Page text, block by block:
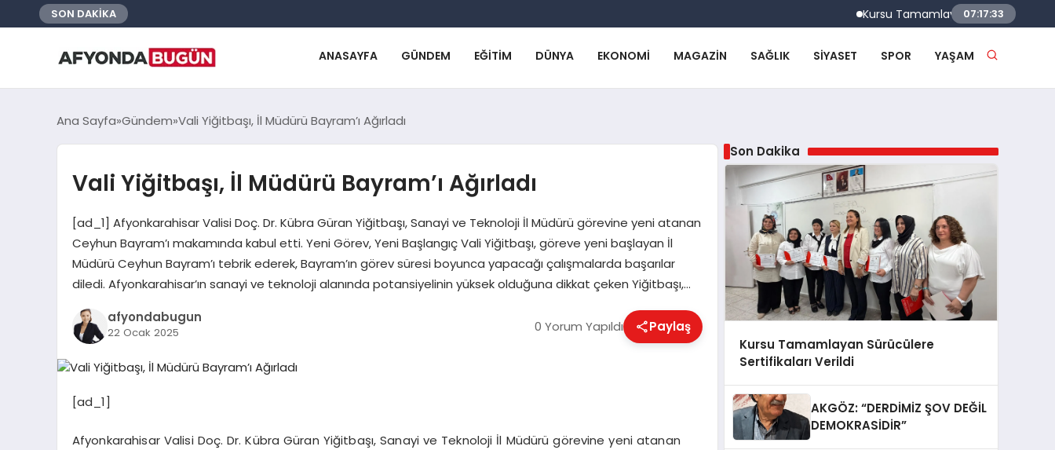
SON DAKİKA Kursu Tamamlayan Sürücülere
07:17:34
ANASAYFA GÜNDEM EĞITIM DÜNYA EKONOMI MAGAZIN SAĞLIK SIYASET SPOR YAŞAM
Ana Sayfa Gündem Vali Yiğitbaşı, İl Müdürü Bayram’ı Ağırladı
Vali Yiğitbaşı, İl Müdürü Bayram’ı Ağırladı
[ad_1] Afyonkarahisar Valisi Doç. Dr. Kübra Güran Yiğitbaşı, Sanayi ve Teknoloji İl Müdürü görevine yeni atanan
Ceyhun Bayram’ı makamında kabul etti. Yeni Görev, Yeni Başlangıç Vali Yiğitbaşı, göreve yeni başlayan İl
Müdürü Ceyhun Bayram’ı tebrik ederek, Bayram’ın görev süresi boyunca yapacağı çalışmalarda başarılar
diledi. Afyonkarahisar’ın sanayi ve teknoloji alanında potansiyelinin yüksek olduğuna dikkat çeken Yiğitbaşı,…
afyondabugun
22 Ocak 2025 0 Yorum Yapıldı Paylaş
[ad_1]
Afyonkarahisar Valisi Doç. Dr. Kübra Güran Yiğitbaşı, Sanayi ve Teknoloji İl Müdürü görevine yeni atanan
Son Dakika
Kursu Tamamlayan Sürücülere
Sertifikaları Verildi
AKGÖZ: “DERDİMİZ ŞOV DEĞİL
DEMOKRASİDİR”